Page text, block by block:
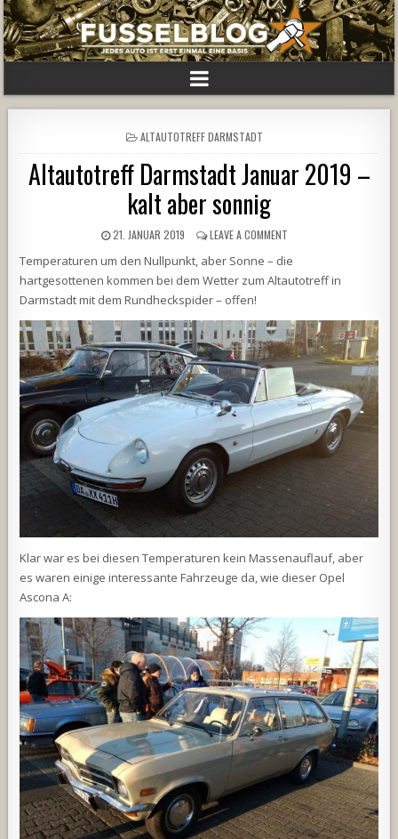
POSTED
IN
ALTAUTOTREFF DARMSTADT
Altautotreff Darmstadt Januar 2019 –
kalt aber sonnig
21. JANUAR 2019 LEAVE A COMMENT
Temperaturen um den Nullpunkt, aber Sonne – die
hartgesottenen kommen bei dem Wetter zum Altautotreff in
Darmstadt mit dem Rundheckspider – offen!
Klar war es bei diesen Temperaturen kein Massenauflauf, aber
es waren einige interessante Fahrzeuge da, wie dieser Opel
Ascona A: